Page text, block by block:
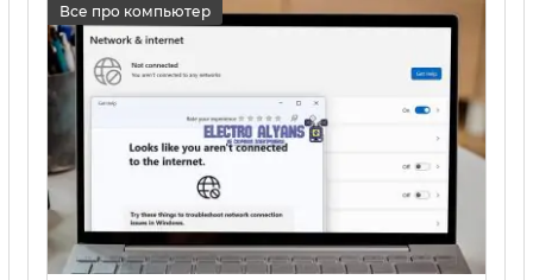
Все про компьютер